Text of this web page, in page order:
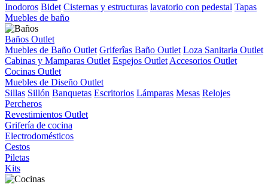
Inodoros Bidet Cisternas y estructuras lavatorio con pedestal Tapas
Muebles de baño
Baños Outlet
Muebles de Baño Outlet Griferîas Baño Outlet Loza Sanitaria Outlet
Cabinas y Mamparas Outlet Espejos Outlet Accesorios Outlet
Cocinas Outlet
Muebles de Diseño Outlet
Sillas Sillón Banquetas Escritorios Lámparas Mesas Relojes
Percheros
Revestimientos Outlet
Grifería de cocina
Electrodomésticos
Cestos
Piletas
Kits